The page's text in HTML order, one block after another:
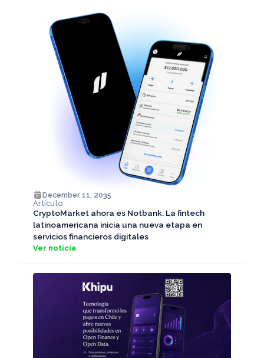
December 11, 2035
Artículo
CryptoMarket ahora es Notbank. La fintech
latinoamericana inicia una nueva etapa en
servicios financieros digitales
Ver noticia